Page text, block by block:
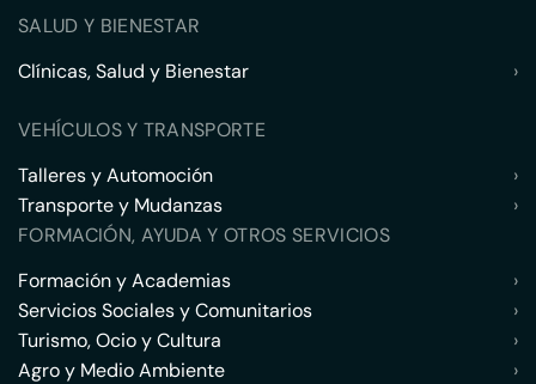
SALUD Y BIENESTAR
Clínicas, Salud y Bienestar
›
VEHÍCULOS Y TRANSPORTE
Talleres y Automoción
›
Transporte y Mudanzas
›
FORMACIÓN, AYUDA Y OTROS SERVICIOS
Formación y Academias
›
Servicios Sociales y Comunitarios
›
Turismo, Ocio y Cultura
›
Agro y Medio Ambiente
›